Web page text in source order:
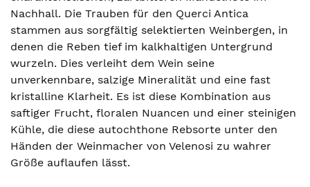
Nachhall. Die Trauben für den Querci Antica
stammen aus sorgfältig selektierten Weinbergen, in
denen die Reben tief im kalkhaltigen Untergrund
wurzeln. Dies verleiht dem Wein seine
unverkennbare, salzige Mineralität und eine fast
kristalline Klarheit. Es ist diese Kombination aus
saftiger Frucht, floralen Nuancen und einer steinigen
Kühle, die diese autochthone Rebsorte unter den
Händen der Weinmacher von Velenosi zu wahrer
Größe auflaufen lässt.